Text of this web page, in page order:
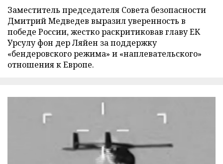
Заместитель председателя Совета безопасности
Дмитрий Медведев выразил уверенность в
победе России, жестко раскритиковав главу ЕК
Урсулу фон дер Ляйен за поддержку
«бендеровского режима» и «наплевательского»
отношения к Европе.